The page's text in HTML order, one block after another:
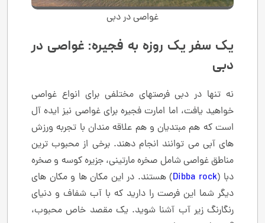
غواصی در دبی
یک سفر یک روزه به فجیره: غواصی در
دبی
نه تنها در دبی فرصتهای مختلفی برای انواع غواصی
خواهید یافت، اما امارت فجیره برای غواصی نیز ایده آل
است که هم مبتدیان و هم علاقه مندان با تجربه ورزش
های آبی می توانند انجام دهند. برخی از محبوب ترین
مناطق غواصی شامل صخره مارتینی، جزیره کوسه و صخره
دبا (Dibba rock) هستند. در این مکان ها و مکان های
دیگر شما این فرصت را دارید که با آب شفاف و دنیای
رنگارنگ زیر آب آشنا شوید. یک مقصد خاص محبوب،